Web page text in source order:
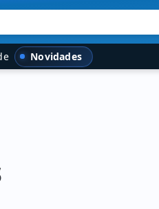
Novidades